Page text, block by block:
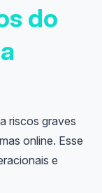
do
riscos graves
online. Esse
e